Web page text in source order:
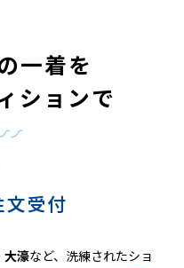
一着を
ションで
受付
大濠など、洗練されたショ